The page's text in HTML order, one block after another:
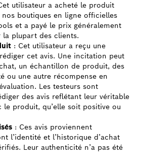
utilisateur a acheté le produit
boutiques en ligne officielles
et a payé le prix généralement
plupart des clients.
: Cet utilisateur a reçu une
cet avis. Une incitation peut
un échantillon de produit, des
ou une autre récompense en
Les testeurs sont
des avis reflétant leur véritable
le produit, qu’elle soit positive ou
: Ces avis proviennent
l’identité et l’historique d’achat
Leur authenticité n’a pas été